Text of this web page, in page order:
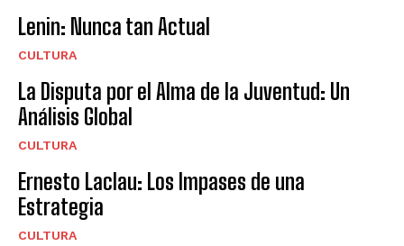
Lenin: Nunca tan Actual
CULTURA
La Disputa por el Alma de la Juventud: Un
Análisis Global
CULTURA
Ernesto Laclau: Los Impases de una
Estrategia
CULTURA